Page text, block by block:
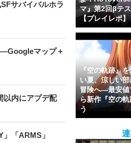
サバイバルホラ
マップ＋
以内にアプデ配
「ARMS」
マ』第2回βテ
【プレイレポ】
『空の軌跡』
い夏、涼しい
冒険へ―最安値
ら新作『空の
う